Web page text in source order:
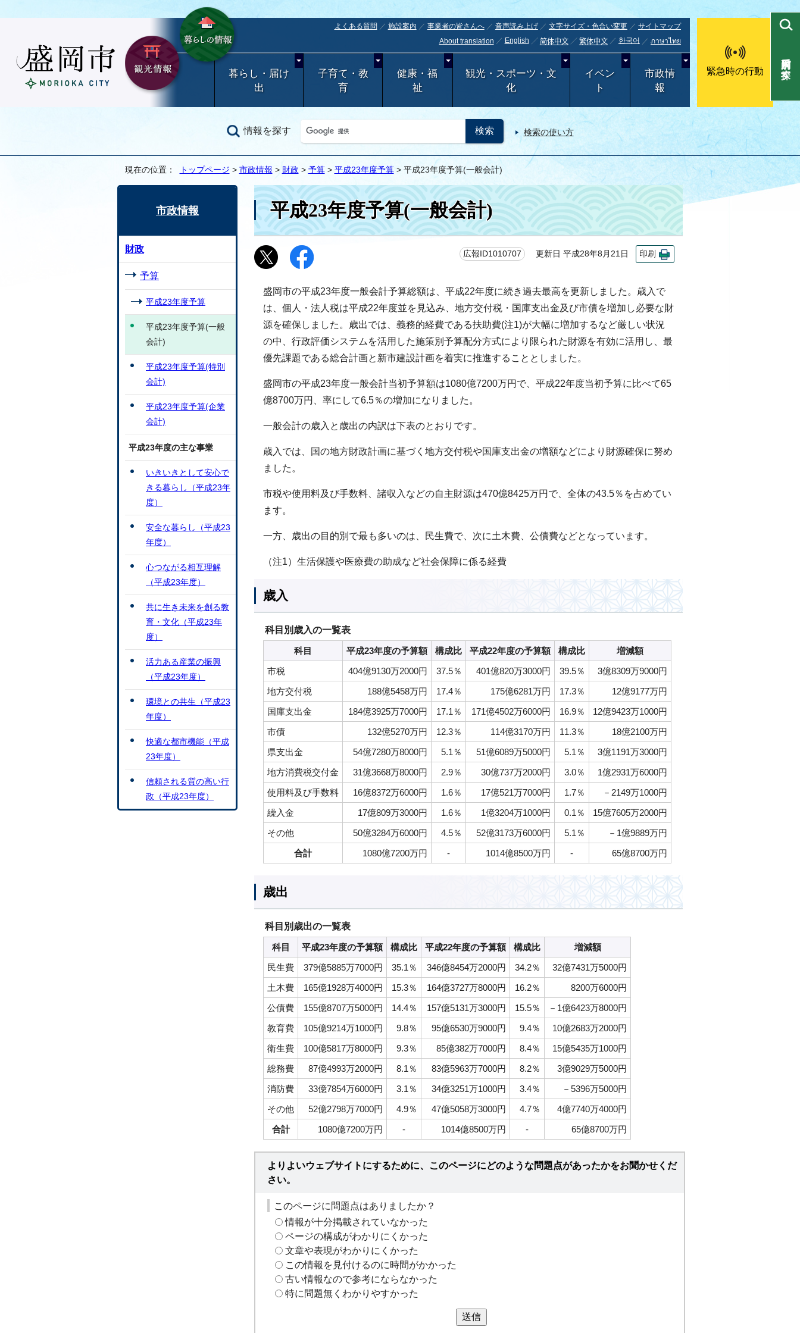
よくある質問 施設案内 事業者の皆さんへ 音声読み上げ 文字サイズ・色合い変更
サイトマップ
About translation
English 简体中文 繁体中文 한국어 ภาษาไทย
暮らし・届け
出
子育て・教
育
健康・福
祉
観光・スポーツ・文
化
イベン
ト
市政情
報
緊急時の行動
情報を探す 検索の使い方
目的別で探す
現在の位置： トップページ > 市政情報 > 財政 > 予算> 平成23年度予算> 平成23年度予算(一般会計)
平成23年度予算(一般会計)
広報ID1010707 更新日 平成28年8月21日 印刷
盛岡市の平成23年度一般会計予算総額は、平成22年度に続き過去最高を更新しました。歳入で
は、個人・法人税は平成22年度並を見込み、地方交付税・国庫支出金及び市債を増加し必要な財
源を確保しました。歳出では、義務的経費である扶助費(注1)が大幅に増加するなど厳しい状況
の中、行政評価システムを活用した施策別予算配分方式により限られた財源を有効に活用し、最
優先課題である総合計画と新市建設計画を着実に推進することとしました。
盛岡市の平成23年度一般会計当初予算額は1080億7200万円で、平成22年度当初予算に比べて65
億8700万円、率にして6.5％の増加になりました。
一般会計の歳入と歳出の内訳は下表のとおりです。
歳入では、国の地方財政計画に基づく地方交付税や国庫支出金の増額などにより財源確保に努め
ました。
市税や使用料及び手数料、諸収入などの自主財源は470億8425万円で、全体の43.5％を占めてい
ます。
一方、歳出の目的別で最も多いのは、民生費で、次に土木費、公債費などとなっています。
（注1）生活保護や医療費の助成など社会保障に係る経費
歳入
科目別歳入の一覧表
科目 平成23年度の予算額 構成比 平成22年度の予算額 構成比
増減額
市税
404億9130万2000円 37.5％ 401億820万3000円 39.5％
3億8309万9000円
地方交付税
188億5458万円 17.4％ 175億6281万円 17.3％
12億9177万円
国庫支出金
184億3925万7000円 17.1％ 171億4502万6000円 16.9％
12億9423万1000円
市債
132億5270万円 12.3％ 114億3170万円 11.3％
18億2100万円
県支出金
54億7280万8000円 5.1％ 51億6089万5000円 5.1％
3億1191万3000円
地方消費税交付金
31億3668万8000円 2.9％ 30億737万2000円 3.0％
1億2931万6000円
使用料及び手数料
16億8372万6000円 1.6％ 17億521万7000円 1.7％
－2149万1000円
繰入金
17億809万3000円 1.6％ 1億3204万1000円 0.1％
15億7605万2000円
その他
50億3284万6000円 4.5％ 52億3173万6000円 5.1％
－1億9889万円
合計
1080億7200万円 - 1014億8500万円 - 65億8700万円
歳出
科目別歳出の一覧表
科目 平成23年度の予算額 構成比 平成22年度の予算額 構成比
増減額
民生費
379億5885万7000円 35.1％ 346億8454万2000円 34.2％
32億7431万5000円
土木費
165億1928万4000円 15.3％ 164億3727万8000円 16.2％
8200万6000円
公債費
155億8707万5000円 14.4％ 157億5131万3000円 15.5％
－1億6423万8000円
教育費
105億9214万1000円 9.8％ 95億6530万9000円 9.4％
10億2683万2000円
衛生費
100億5817万8000円 9.3％ 85億382万7000円 8.4％
15億5435万1000円
総務費
87億4993万2000円 8.1％ 83億5963万7000円 8.2％
3億9029万5000円
消防費
33億7854万6000円 3.1％ 34億3251万1000円 3.4％
－5396万5000円
その他
52億2798万7000円 4.9％ 47億5058万3000円 4.7％
4億7740万4000円
合計
1080億7200万円 - 1014億8500万円 - 65億8700万円
よりよいウェブサイトにするために、このページにどのような問題点があったかをお聞かせくだ
さい。
このページに問題点はありましたか？
情報が十分掲載されていなかった
ページの構成がわかりにくかった
文章や表現がわかりにくかった
この情報を見付けるのに時間がかかった
古い情報なので参考にならなかった
特に問題無くわかりやすかった
送信
市政情報
財政
予算
平成23年度予算
平成23年度予算(一般
会計)
平成23年度予算(特別
会計)
平成23年度予算(企業
会計)
平成23年度の主な事業
いきいきとして安心で
きる暮らし（平成23年
度）
安全な暮らし（平成23
年度）
心つながる相互理解
（平成23年度）
共に生き未来を創る教
育・文化（平成23年
度）
活力ある産業の振興
（平成23年度）
環境との共生（平成23
年度）
快適な都市機能（平成
23年度）
信頼される質の高い行
政（平成23年度）